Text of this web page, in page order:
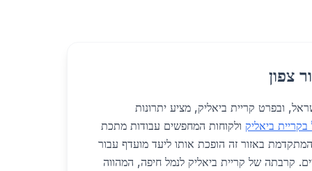
צפון
בישראל, ובפרט קריית ביאליק, מציע יתרונות
בקריית ביאליק ולקוחות המחפשים עבודות מתכת
באזור זה הופכת אותו ליעד מועדף עבור
קרבתה של קריית ביאליק לנמל חיפה, המהווה